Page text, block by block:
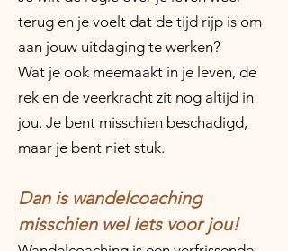
terug en je voelt dat de tijd rijp is om
aan jouw uitdaging te werken?
Wat je ook meemaakt in je leven, de
rek en de veerkracht zit nog altijd in
jou. Je bent misschien beschadigd,
maar je bent niet stuk.
Dan is wandelcoaching
misschien wel iets voor jou!